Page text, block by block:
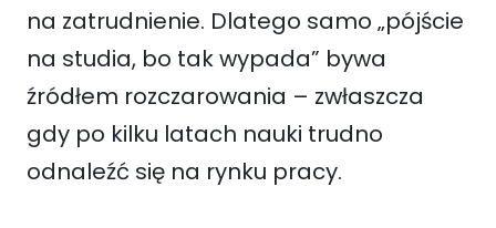
na zatrudnienie. Dlatego samo „pójście
na studia, bo tak wypada” bywa
źródłem rozczarowania – zwłaszcza
gdy po kilku latach nauki trudno
odnaleźć się na rynku pracy.